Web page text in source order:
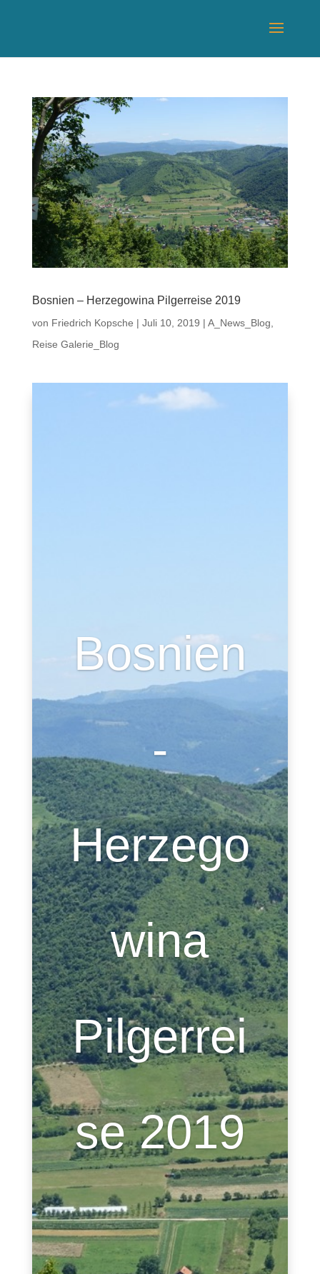
Bosnien – Herzegowina Pilgerreise 2019
von Friedrich Kopsche | Juli 10, 2019 | A_News_Blog
Reise Galerie_Blog
Bosnien
-
Herzego
wina
Pilgerrei
se 2019